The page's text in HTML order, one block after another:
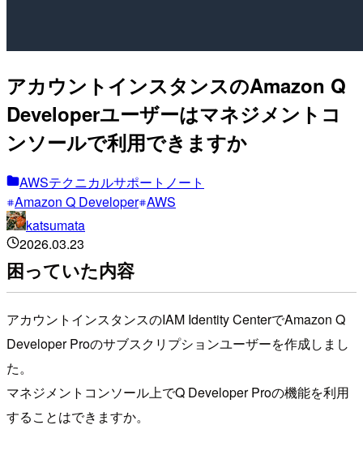
アカウントインスタンスのAmazon Q
Developerユーザーはマネジメントコ
ンソールで利用できますか
AWSテクニカルサポートノート
Amazon Q Developer AWS
katsumata
2026.03.23
困っていた内容
アカウントインスタンスのIAM Identity CenterでAmazon Q
Developer Proのサブスクリプションユーザーを作成しまし
た。
マネジメントコンソール上でQ Developer Proの機能を利用
することはできますか。